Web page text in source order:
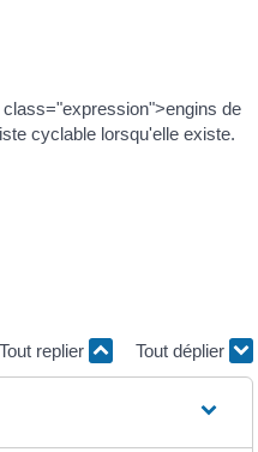
de
cyclable lorsqu'elle existe.
Tout replier Tout déplier